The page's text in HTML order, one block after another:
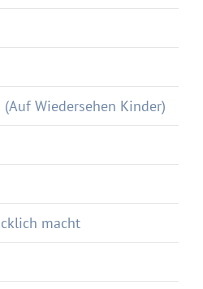
Wiedersehen Kinder)
macht